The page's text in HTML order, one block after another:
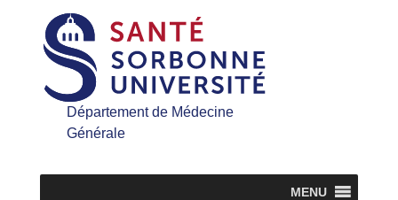
Département de Médecine
Générale
MENU